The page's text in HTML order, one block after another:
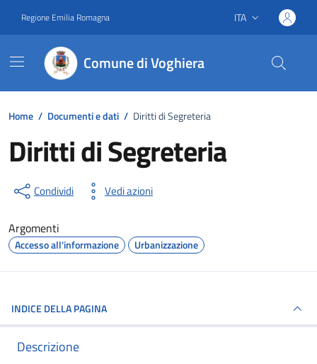
Regione Emilia Romagna Lingua attiva:
ITA
Comune di Voghiera
Home / Documenti e dati / Diritti di Segreteria
Diritti di Segreteria
Dettagli del documento
Condividi Vedi azioni
Argomenti
Accesso all'informazione Urbanizzazione
INDICE DELLA PAGINA
Descrizione